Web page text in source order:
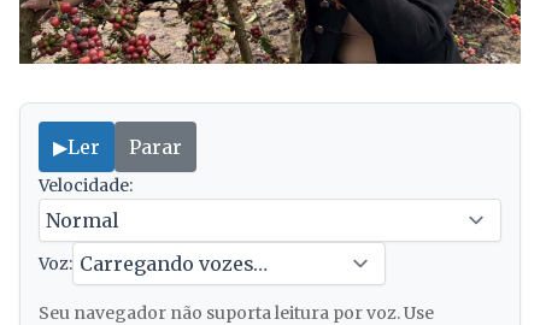
▶Ler Parar
Velocidade:
Voz:
Seu navegador não suporta leitura por voz. Use